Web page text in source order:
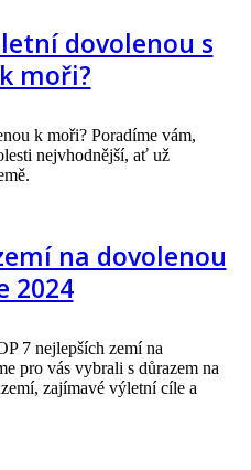
dovolenou s
moři?
k moři? Poradíme vám,
nejvhodnější, ať už
na dovolenou
2024
7 nejlepších zemí na
pro vás vybrali s důrazem na
zajímavé výletní cíle a